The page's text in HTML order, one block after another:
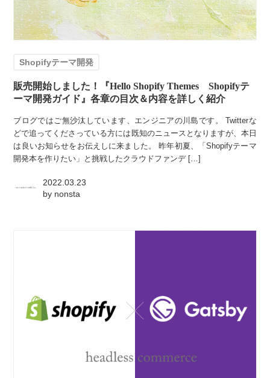
Shopifyテーマ開発
販売開始しました！『Hello Shopify Themes Shopifyテ
ーマ開発ガイド』各章の目次＆内容を詳しく紹介
ブログではご無沙汰しています、エンジニアの川島です。 Twitterな
どで追ってくださっている方には既知のニュースとなりますが、本日
は良いお知らせをお伝えしに来ました。 昨年初夏、「Shopifyテーマ
開発本を作りたい」と挑戦したクラウドファンデ […]
2022.03.23
by nonsta